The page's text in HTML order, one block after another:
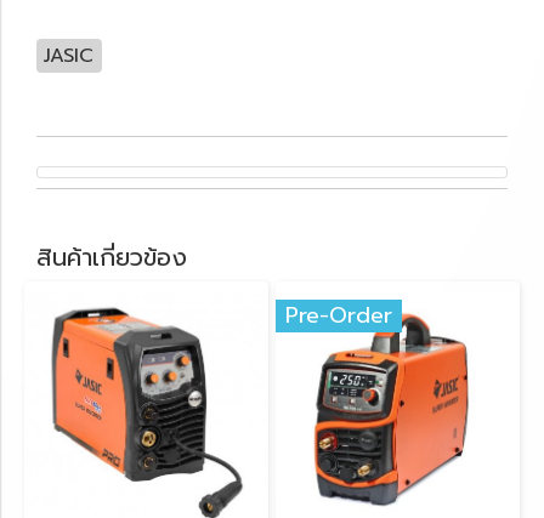
JASIC
สินค้าเกี่ยวข้อง
Pre-Order